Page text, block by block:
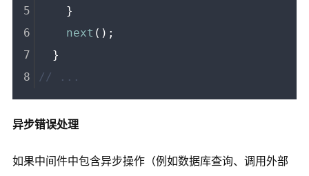
    }
next ();
  }
// ...
异步错误处理
如果中间件中包含异步操作（例如数据库查询、调用外部